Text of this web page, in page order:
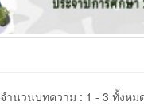
จำนวนบทความ : 1 - 3 ทั้งหม